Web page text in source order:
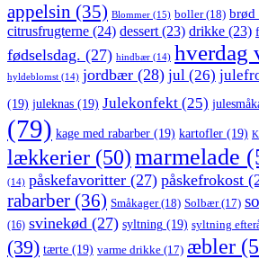
appelsin (35) Blommer (15) boller(18) brød
citrusfrugterne (24) dessert (23) drikke (23)
fødselsdag. (27) hindbær (14) hverdag
hyldeblomst (14) jordbær (28) jul (26)
(19) juleknas (19) Julekonfekt (25)
(79) kage med rabarber (19) kartofler (19)
lækkerier (50)marmelade
(14) påskefavoritter (27) påskefrokost
rabarber (36) Småkager(18) Solbær(17)
(16) svinekød (27) syltning (19) syltning
(39) tærte (19) varme drikke (17) æbler